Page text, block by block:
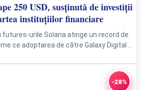
250 USD, susținută de investiții
instituțiilor financiare
urile Solana atinge un record de
ce adoptarea de către Galaxy Digital și
-28%